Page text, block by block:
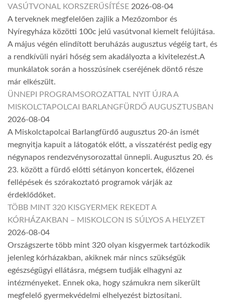
VASÚTVONAL KORSZERŰSÍTÉSE 2026-08-04
A terveknek megfelelően zajlik a Mezőzombor és
Nyíregyháza közötti 100c jelű vasútvonal kiemelt felújítása.
A május végén elindított beruházás augusztus végéig tart, és
a rendkívüli nyári hőség sem akadályozta a kivitelezést.A
munkálatok során a hosszúsínek cseréjének döntő része
már elkészült.
ÜNNEPI PROGRAMSOROZATTAL NYIT ÚJRA A
MISKOLCTAPOLCAI BARLANGFÜRDŐ AUGUSZTUSBAN
2026-08-04
A Miskolctapolcai Barlangfürdő augusztus 20-án ismét
megnyitja kapuit a látogatók előtt, a visszatérést pedig egy
négynapos rendezvénysorozattal ünnepli. Augusztus 20. és
23. között a fürdő előtti sétányon koncertek, élőzenei
fellépések és szórakoztató programok várják az
érdeklődőket.
TÖBB MINT 320 KISGYERMEK REKEDT A
KÓRHÁZAKBAN – MISKOLCON IS SÚLYOS A HELYZET
2026-08-04
Országszerte több mint 320 olyan kisgyermek tartózkodik
jelenleg kórházakban, akiknek már nincs szükségük
egészségügyi ellátásra, mégsem tudják elhagyni az
intézményeket. Ennek oka, hogy számukra nem sikerült
megfelelő gyermekvédelmi elhelyezést biztosítani.